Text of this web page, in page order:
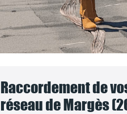
Raccordement de
réseau de Margès